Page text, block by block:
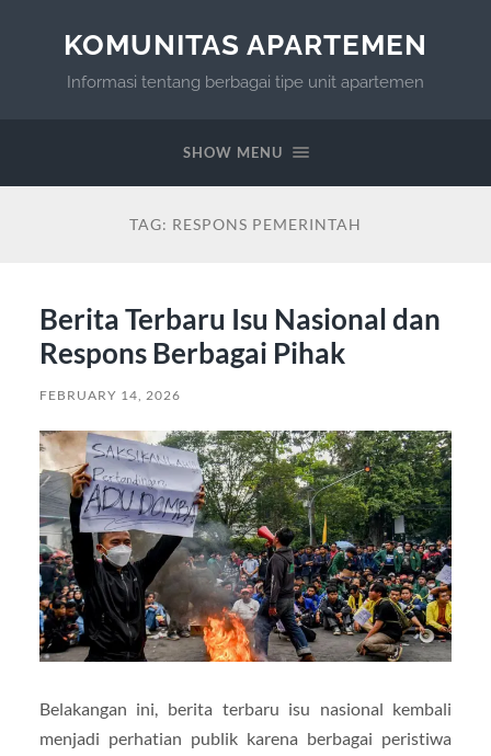
KOMUNITAS APARTEMEN
Informasi tentang berbagai tipe unit apartemen
SHOW MENU
TAG: RESPONS PEMERINTAH
Berita Terbaru Isu Nasional dan
Respons Berbagai Pihak
FEBRUARY 14, 2026
Belakangan ini, berita terbaru isu nasional kembali
menjadi perhatian publik karena berbagai peristiwa